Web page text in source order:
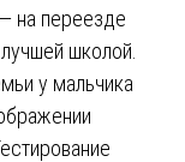
на переезде
школой.
у мальчика